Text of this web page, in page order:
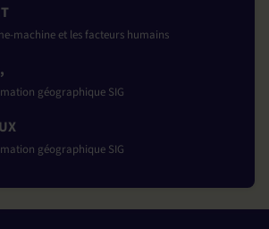
machine et les facteurs humains
géographique SIG
géographique SIG